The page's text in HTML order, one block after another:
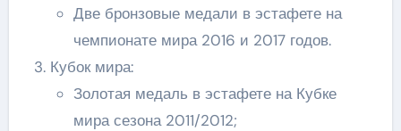
Две бронзовые медали в эстафете на
чемпионате мира 2016 и 2017 годов.
Кубок мира:
Золотая медаль в эстафете на Кубке
мира сезона 2011/2012;